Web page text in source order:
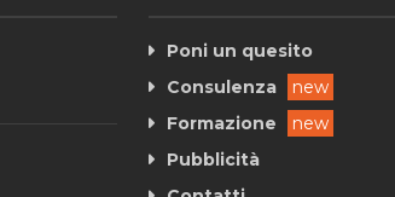
Poni un quesito
Consulenza
new
Formazione
new
Pubblicità